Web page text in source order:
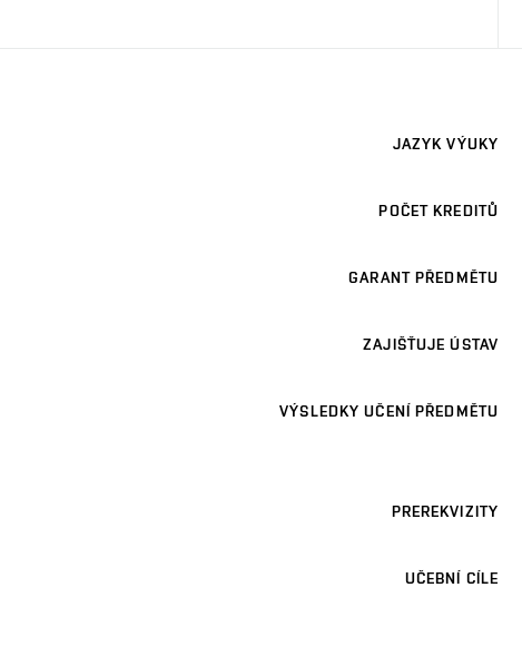
JAZYK VÝUKY
POČET KREDITŮ
GARANT PŘEDMĚTU
ZAJIŠŤUJE ÚSTAV
VÝSLEDKY UČENÍ PŘEDMĚTU
PREREKVIZITY
UČEBNÍ CÍLE